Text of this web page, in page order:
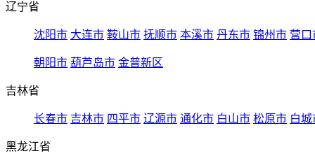
辽宁省
沈阳市 大连市 鞍山市 抚顺市 本溪市 丹东市 锦州市 营口
朝阳市 葫芦岛市 金普新区
吉林省
长春市 吉林市 四平市 辽源市 通化市 白山市 松原市 白城
黑龙江省